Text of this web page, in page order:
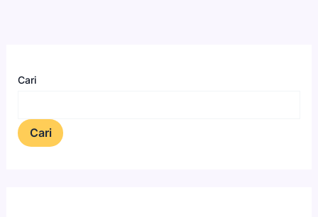
Cari
Cari